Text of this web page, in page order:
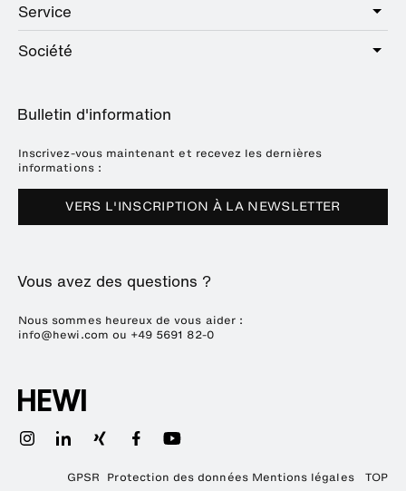
Public
Hotel
Sanitaire
Quincaillerie
Expositions
Service
Offre de services
Brochures et catalogues
Downloads
Société
Références
Presse
Dates des salons
Durabilité
Bulletin d'information
Inscrivez-vous maintenant et recevez les dernières
informations :
VERS L'INSCRIPTION À LA NEWSLETTER
Vous avez des questions ?
Nous sommes heureux de vous aider :
info@hewi.com ou +49 5691 82-0
TOP
GPSR Protection des données Mentions légales